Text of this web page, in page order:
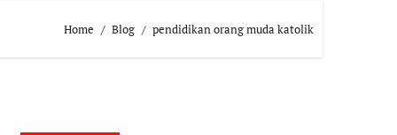
Home Blog pendidikan orang muda katolik